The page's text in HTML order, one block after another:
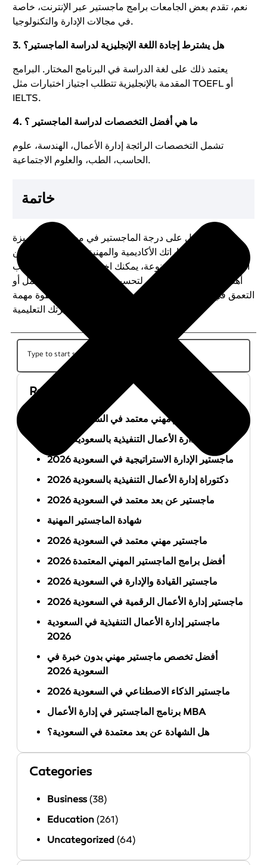
نعم، تقدم بعض الجامعات برامج ماجستير عبر الإنترنت، خاصة
في مجالات الإدارة والتكنولوجيا.
3. هل يشترط إجادة اللغة الإنجليزية لدراسة الماجستير؟
يعتمد ذلك على لغة الدراسة في البرنامج المختار. البرامج
المقدمة بالإنجليزية تتطلب اجتياز اختبارات مثل TOEFL أو
IELTS.
4. ما هي أفضل التخصصات لدراسة الماجستير ؟
تشمل التخصصات الرائجة إدارة الأعمال، الهندسة، علوم
الحاسب، الطب، والعلوم الاجتماعية.
خاتمة
يُعد الحصول على درجة الماجستير في مصر فرصة مميزة
لتطوير مهاراتك الأكاديمية والمهنية. مع توفر العديد من
الجامعات والبرامج المتنوعة، يمكنك اختيار المسار الذي يناسب
أهدافك. سواء كنت تسعى لتحسين فرصك في سوق العمل أو
التعمق في مجال البحث العلمي، فإن الماجستير هو خطوة مهمة
في مسيرتك التعليمية
Recent Posts
أفضل ماجستير مهني معتمد في السعودية 2026
ماجستير إدارة الأعمال التنفيذية بالسعودية 2026
ماجستير الإدارة الاستراتيجية في السعودية 2026
دكتوراة إدارة الأعمال التنفيذية بالسعودية 2026
ماجستير عن بعد معتمد في السعودية 2026
شهادة الماجستير المهنية
ماجستير مهني معتمد في السعودية 2026
أفضل برامج الماجستير المهني المعتمدة 2026
ماجستير القيادة والإدارة في السعودية 2026
ماجستير إدارة الأعمال الرقمية في السعودية 2026
ماجستير إدارة الأعمال التنفيذية في السعودية
2026
أفضل تخصص ماجستير مهني بدون خبرة في
السعودية 2026
ماجستير الذكاء الاصطناعي في السعودية 2026
برنامج الماجستير في إدارة الأعمال MBA
هل الشهادة عن بعد معتمدة في السعودية؟
Categories
Business (38)
Education (261)
Uncategorized (64)